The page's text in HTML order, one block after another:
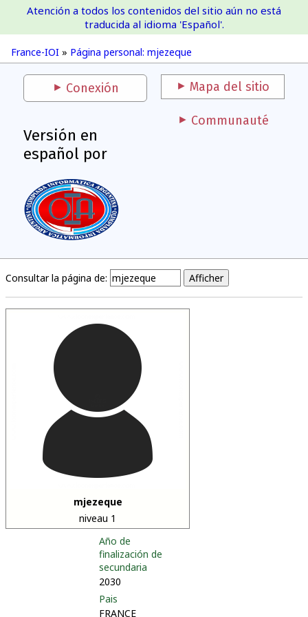
France-IOI
France-IOI » Página personal: mjezeque
Atención a todos los contenidos del sitio aún no está
traducida al idioma 'Español'.
Conexión Mapa del sitio
Versión en
español por
Communauté
Consultar la página de:
mjezeque
niveau 1
Año de
finalización de
secundaria
2030
Pais
FRANCE